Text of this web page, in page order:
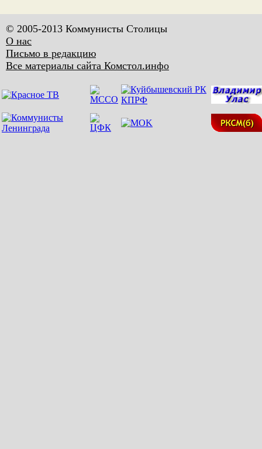
© 2005-2013 Коммунисты Столицы
О нас
Письмо в редакцию
Все материалы сайта Комстол.инфо